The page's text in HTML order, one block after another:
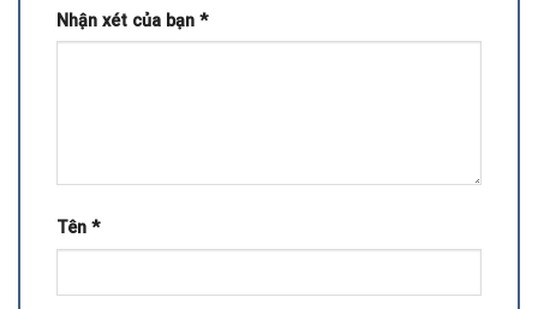
Nhận xét của bạn *
Tên *